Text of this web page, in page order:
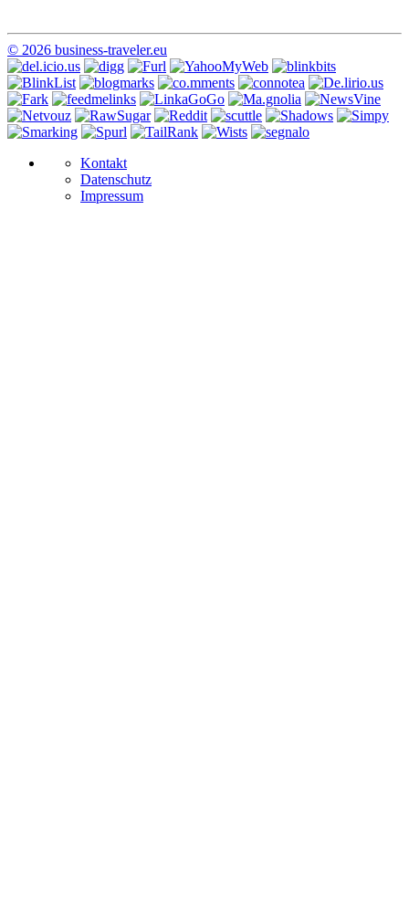
© 2026 business-traveler.eu
Kontakt
Datenschutz
Impressum